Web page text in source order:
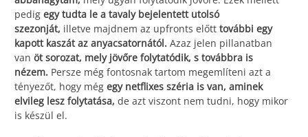
pedig egy tudta le a tavaly bejelentett utolsó
szezonját, illetve majdnem az upfronts előtt további egy
kapott kaszát az anyacsatornától. Azaz jelen pillanatban
van öt sorozat, mely jövőre folytatódik, s továbbra is
nézem. Persze még fontosnak tartom megemlíteni azt a
tényezőt, hogy még egy netflixes széria is van, aminek
elvileg lesz folytatása, de azt viszont nem tudni, hogy mikor
is készül el.